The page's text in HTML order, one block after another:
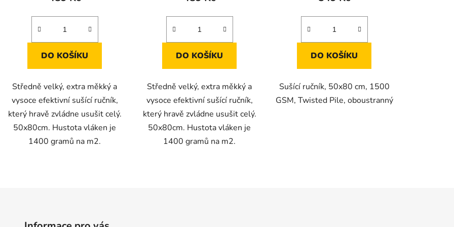
DO KOŠÍKU
Středně velký, extra měkký a
vysoce efektivní sušící ručník,
který hravě zvládne usušit celý.
50x80cm. Hustota vláken je
1400 gramů na m2.
DO KOŠÍKU
Středně velký, extra měkký a
vysoce efektivní sušící ručník,
který hravě zvládne usušit celý.
50x80cm. Hustota vláken je
1400 gramů na m2.
DO KOŠÍKU
Sušící ručník, 50x80 cm, 1500
GSM, Twisted Pile, oboustranný